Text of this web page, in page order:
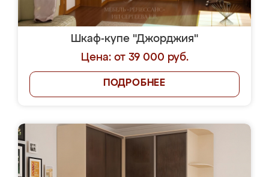
Шкаф-купе "Джорджия"
Цена: от 39 000 руб.
ПОДРОБНЕЕ